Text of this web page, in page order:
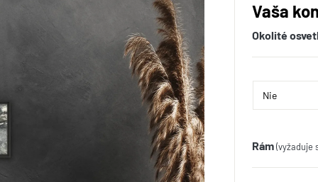
Vaša
Okolité
Rám(vyžaduje